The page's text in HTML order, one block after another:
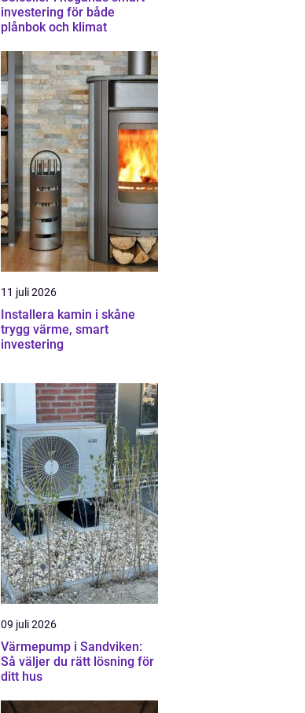
investering för både
plånbok och klimat
11 juli 2026
Installera kamin i skåne
trygg värme, smart
investering
09 juli 2026
Värmepump i Sandviken:
Så väljer du rätt lösning för
ditt hus